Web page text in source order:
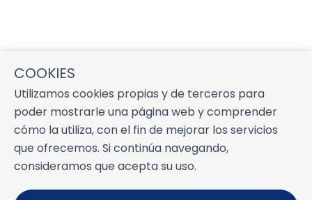
COOKIES
Utilizamos cookies propias y de terceros para
poder mostrarle una página web y comprender
cómo la utiliza, con el fin de mejorar los servicios
que ofrecemos. Si continúa navegando,
consideramos que acepta su uso.